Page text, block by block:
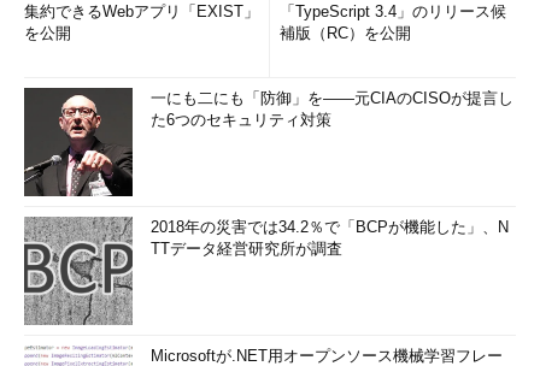
集約できるWebアプリ「EXIST」
を公開
「TypeScript 3.4」のリリース候
補版（RC）を公開
一にも二にも「防御」を――元CIAのCISOが提言し
た6つのセキュリティ対策
2018年の災害では34.2％で「BCPが機能した」、N
TTデータ経営研究所が調査
Microsoftが.NET用オープンソース機械学習フレー